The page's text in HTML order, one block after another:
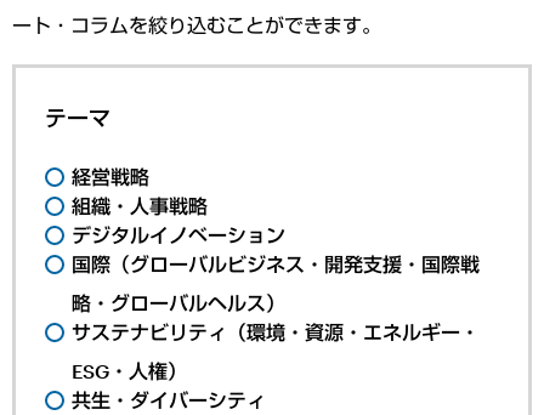
ート・コラムを絞り込むことができます。
テーマ
経営戦略
組織・人事戦略
デジタルイノベーション
国際（グローバルビジネス・開発支援・国際戦
略・グローバルヘルス）
サステナビリティ（環境・資源・エネルギー・
ESG・人権）
共生・ダイバーシティ